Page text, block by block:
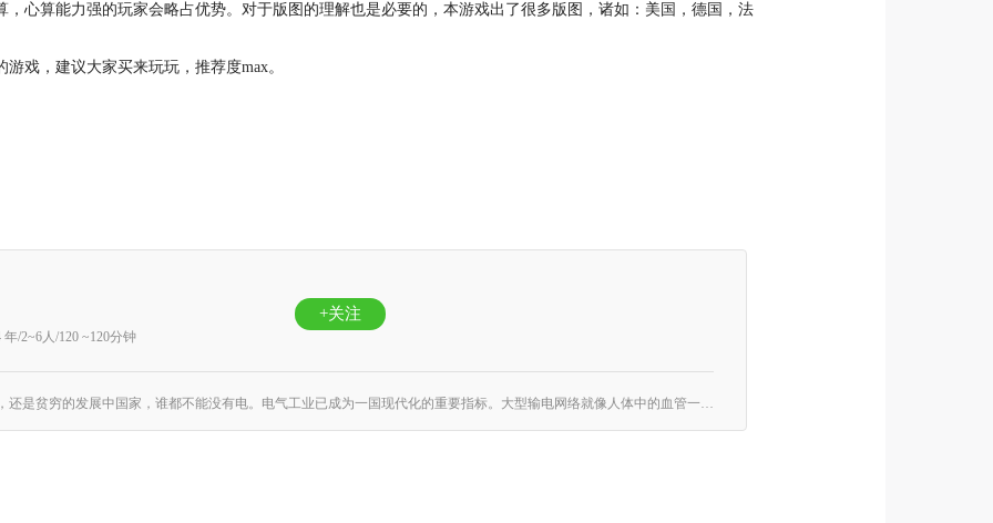
，心算能力强的玩家会略占优势。对于版图的理解也是必要的，本游戏出了很多版图，诸如：美国，德国，法
戏，建议大家买来玩玩，推荐度max。
年/2~6人/120 ~120分钟
+关注
在现今时代，无论是富裕的发达国家，还是贫穷的发展中国家，谁都不能没有电。电气工业已成为一国现代化的重要指标。大型输电网络就像人体中的血管一样，将动力带至各个城市中的每个角落。保障电力供应是国家最重要的课题。电气工业只有不足200年的历史，但紧随着电子技术的发展，现代文明对电力的依赖只会是有增无减。 这游戏是以电力公司发展为背景。每位玩家都支配着一间电力能源公司，努力拓展自己的事业。玩家必须计算发展成本，在扩张供电网络的同时，积极提升发电厂的效能，同时寻找低廉的燃料。游戏结束时，能为最多城市提供电力者获胜。